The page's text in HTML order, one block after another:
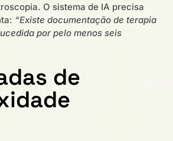
O sistema de IA precisa
“Existe documentação de terapia
por pelo menos seis
de